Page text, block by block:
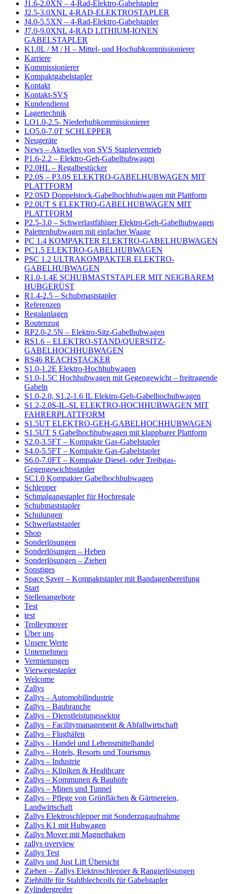
J1.6-2.0XN – 4-Rad-Elektro-Gabelstapler
J2.5-3.0XNL 4-RAD-ELEKTROSTAPLER
J4.0-5.5XN – 4-Rad-Elektro-Gabelstapler
J7.0-9.0XNL 4-RAD LITHIUM-IONEN
GABELSTAPLER
K1.0L / M / H – Mittel- und Hochubkommissionierer
Karriere
Kommissionierer
Kompaktgabelstapler
Kontakt
Kontakt-SVS
Kundendienst
Lagertechnik
LO1.0-2.5- Niederhubkommissionierer
LO5.0-7.0T SCHLEPPER
Neugeräte
News – Aktuelles von SVS Staplervertrieb
P1.6-2.2 – Elektro-Geh-Gabelhubwagen
P2.0HL – Regalbestücker
P2.0S – P3.0S ELEKTRO-GABELHUBWAGEN MIT
PLATTFORM
P2.0SD Doppelstock-Gabelhochhubwagen mit Plattform
P2.0UT S ELEKTRO-GABELHUBWAGEN MIT
PLATTFORM
P2.5-3.0 – Schwerlastfähiger Elektro-Geh-Gabelhubwagen
Palettenhubwagen mit einfacher Waage
PC 1.4 KOMPAKTER ELEKTRO-GABELHUBWAGEN
PC1.5 ELEKTRO-GABELHUBWAGEN
PSC 1.2 ULTRAKOMPAKTER ELEKTRO-
GABELHUBWAGEN
R1.0-1.4E SCHUBMASTSTAPLER MIT NEIGBAREM
HUBGERÜST
R1.4-2.5 – Schubmaststapler
Referenzen
Regalanlagen
Routenzug
RP2.0-2.5N – Elektro-Sitz-Gabelhubwagen
RS1.6 – ELEKTRO-STAND/QUERSITZ-
GABELHOCHHUBWAGEN
RS46 REACHSTACKER
S1.0-1.2E Elektro-Hochhubwagen
S1.0-1.5C Hochhubwagen mit Gegengewicht – freitragende
Gabeln
S1.0-2.0, S1.2-1.6 IL Elektro-Geh-Gabelhochubwagen
S1.2-2.0S-IL-SL ELEKTRO-HOCHHUBWAGEN MIT
FAHRERPLATTFORM
S1.5UT ELEKTRO-GEH-GABELHOCHHUBWAGEN
S1.5UT S Gabelhochhubwagen mit klappbarer Plattform
S2.0-3.5FT – Kompakte Gas-Gabelstapler
S4.0-5.5FT – Kompakte Gas-Gabelstapler
S6.0-7.0FT – Kompakte Diesel- oder Treibgas-
Gegengewichtsstapler
SC1.0 Kompakter Gabelhochhubwagen
Schlepper
Schmalgangstapler für Hochregale
Schubmaststapler
Schulungen
Schwerlaststapler
Shop
Sonderlösungen
Sonderlösungen – Heben
Sonderlösungen – Ziehen
Sonstiges
Space Saver – Kompaktstapler mit Bandagenbereifung
Start
Stellenangebote
Test
test
Trolleymover
Über uns
Unsere Werte
Unternehmen
Vermietungen
Vierwegestapler
Welcome
Zallys
Zallys – Automobilindustrie
Zallys – Baubranche
Zallys – Dienstleistungssektor
Zallys – Facilitymanagement & Abfallwirtschaft
Zallys – Flughäfen
Zallys – Handel und Lebensmittelhandel
Zallys – Hotels, Resorts und Tourismus
Zallys – Industrie
Zallys – Kliniken & Healthcare
Zallys – Kommunen & Bauhöfe
Zallys – Minen und Tunnel
Zallys – Pflege von Grünflächen & Gärtnereien,
Landwirtschaft
Zallys Elektroschlepper mit Sonderzugaufnahme
Zallys K1 mit Hubwagen
Zallys Mover mit Magnethaken
zallys overview
Zallys Test
Zallys und Just Lift Übersicht
Ziehen – Zallys Elektroschlepper & Rangierlösungen
Ziehhilfe für Stahlblechcoils für Gabelstapler
Zylindergreifer